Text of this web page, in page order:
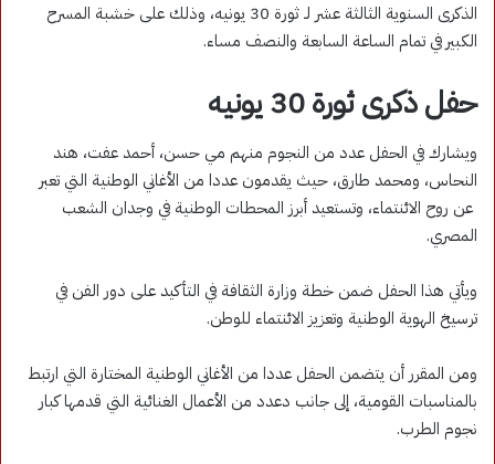
الذكرى السنوية الثالثة عشر لـ ثورة 30 يونيه، وذلك على خشبة المسرح
الكبير في تمام الساعة السابعة والنصف مساء.
حفل ذكرى ثورة 30 يونيه
ويشارك في الحفل عدد من النجوم منهم مي حسن، أحمد عفت، هند
النحاس، ومحمد طارق، حيث يقدمون عددا من الأغاني الوطنية التي تعبر
عن روح الائنتماء، وتستعيد أبرز المحطات الوطنية في وجدان الشعب
المصري.
ويأتي هذا الحفل ضمن خطة وزارة الثقافة في التأكيد على دور الفن في
ترسيخ الهوية الوطنية وتعزيز الائنتماء للوطن.
ومن المقرر أن يتضمن الحفل عددا من الأغاني الوطنية المختارة التي ارتبط
بالمناسبات القومية، إلى جانب دعدد من الأعمال الغنائية التي قدمها كبار
نجوم الطرب.